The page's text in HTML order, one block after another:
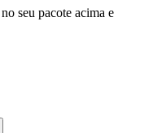
seu pacote acima e